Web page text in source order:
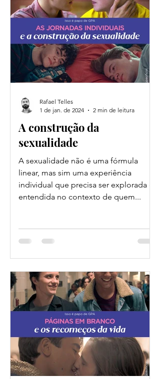
A construção da
sexualidade
A sexualidade não é uma fórmula
linear, mas sim uma experiência
individual que precisa ser explorada e
entendida no contexto de quem...
Rafael Telles
1 de jan. de 2024
2 min de leitura